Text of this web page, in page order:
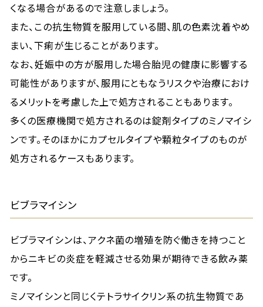
くなる場合があるので注意しましょう。
また、この抗生物質を服用している間、肌の色素沈着やめ
まい、下痢が生じることがあります。
なお、妊娠中の方が服用した場合胎児の健康に影響する
可能性がありますが、服用にともなうリスクや治療におけ
るメリットを考慮した上で処方されることもあります。
多くの医療機関で処方されるのは錠剤タイプのミノマイシ
ンです。そのほかにカプセルタイプや顆粒タイプのものが
処方されるケースもあります。
ビブラマイシン
ビブラマイシンは、アクネ菌の増殖を防ぐ働きを持つこと
からニキビの炎症を軽減させる効果が期待できる飲み薬
です。
ミノマイシンと同じくテトラサイクリン系の抗生物質であ